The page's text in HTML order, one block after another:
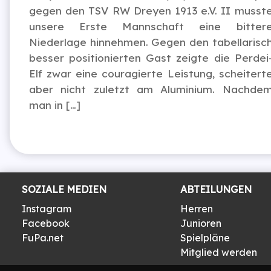
gegen den TSV RW Dreyen 1913 e.V. II
unsere Erste Mannschaft eine
Niederlage hinnehmen. Gegen den
besser positionierten Gast zeigte die
Elf zwar eine couragierte Leistung,
aber nicht zuletzt am Aluminium.
man in […]
SOZIALE MEDIEN
Instagram
Facebook
FuPa.net
ABTEILUNGEN
Herren
Junioren
Spielpläne
Mitglied werden